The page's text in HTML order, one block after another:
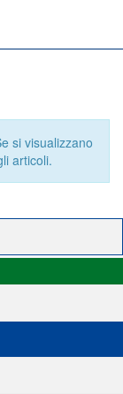
si visualizzano
articoli.